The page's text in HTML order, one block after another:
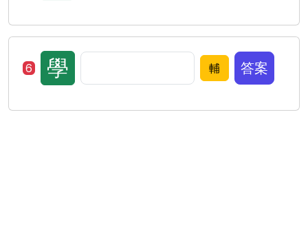
6 學 輔 答案